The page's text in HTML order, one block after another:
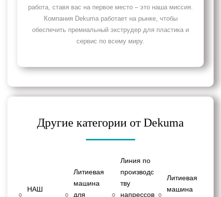
работа, ставя вас на первое место – это наша миссия.
Компания Dekuma работает на рынке, чтобы
обеспечить премиальный экструдер для пластика и
сервис по всему миру.
Другие категории от Dekuma
○
НАШ
○
Литиевая
машина
для
○
Линия по
производс
тву
напрессов ○
Литиевая
машина